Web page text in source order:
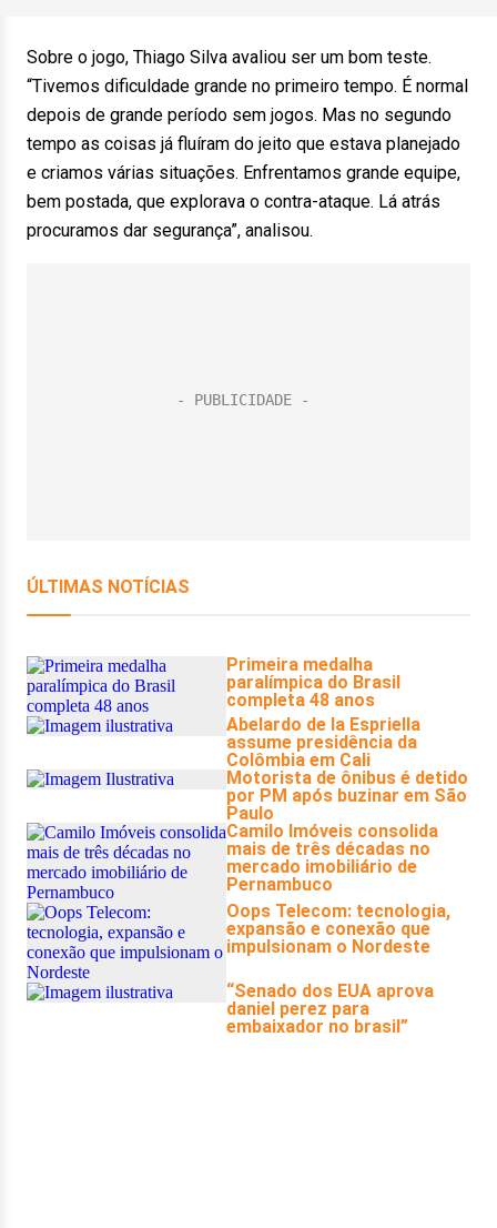
Sobre o jogo, Thiago Silva avaliou ser um bom teste.
“Tivemos dificuldade grande no primeiro tempo. É normal
depois de grande período sem jogos. Mas no segundo
tempo as coisas já fluíram do jeito que estava planejado
e criamos várias situações. Enfrentamos grande equipe,
bem postada, que explorava o contra-ataque. Lá atrás
procuramos dar segurança”, analisou.